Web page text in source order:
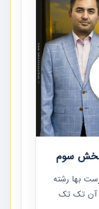
هستند حتما
بخش سوم
بها رشته
آن تک تک